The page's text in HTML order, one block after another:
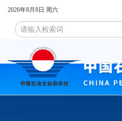
2026年8月8日 周六